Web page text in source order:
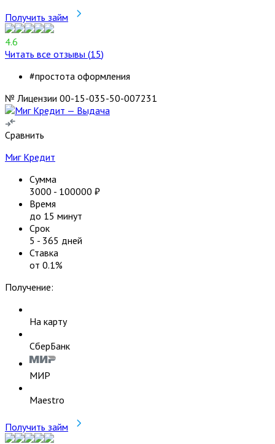
Получить займ
4.6
Читать все отзывы (15)
#простота оформления
№ Лицензии 00-15-035-50-007231
Сравнить
Миг Кредит
Сумма
3000 - 100000 ₽
Время
до 15 минут
Срок
5 - 365 дней
Ставка
от 0.1%
Получение:
На карту
СберБанк
МИР
Maestro
Получить займ